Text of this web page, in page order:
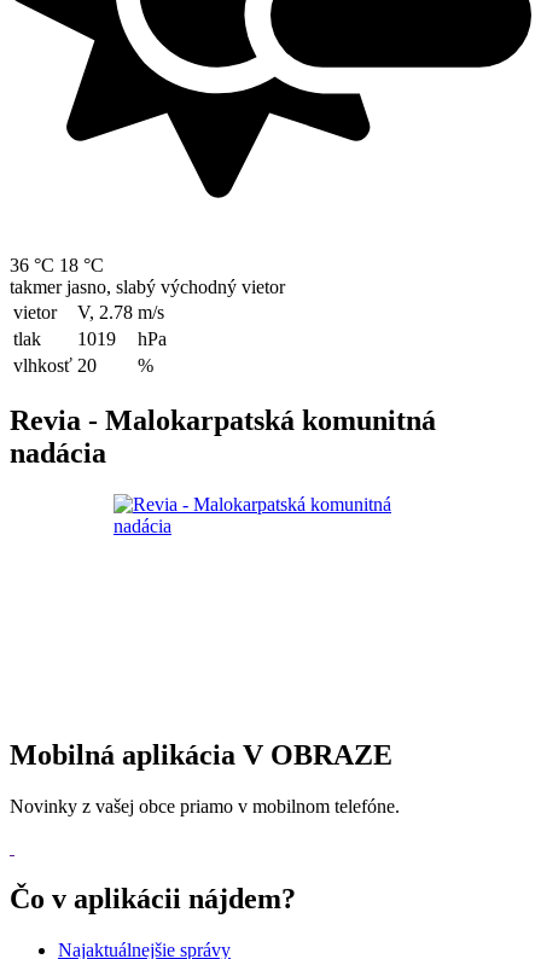
36 °C 18 °C
takmer jasno, slabý východný vietor
vietor
V, 2.78 m/s
tlak
1019
hPa
vlhkosť 20 %
Revia - Malokarpatská komunitná
nadácia
Mobilná aplikácia V OBRAZE
Novinky z vašej obce priamo v mobilnom telefóne.
Čo v aplikácii nájdem?
Najaktuálnejšie správy